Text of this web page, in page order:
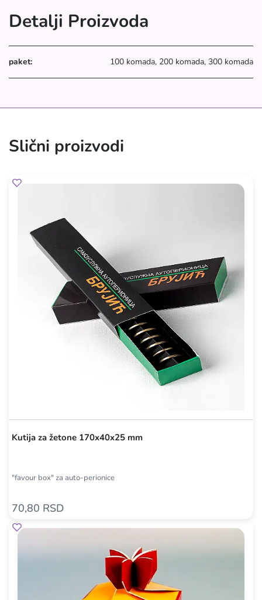
Detalji Proizvoda
paket: 100 komada, 200 komada, 300 komada
Slični proizvodi
Kutija za žetone 170x40x25 mm
"favour box" za auto-perionice
70,80 RSD